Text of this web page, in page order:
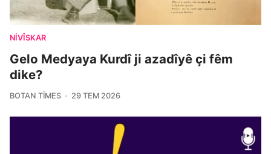
NIVÎSKAR
Gelo Medyaya Kurdî ji azadîyê çi fêm
dike?
BOTAN TIMES 29 TEM 2026